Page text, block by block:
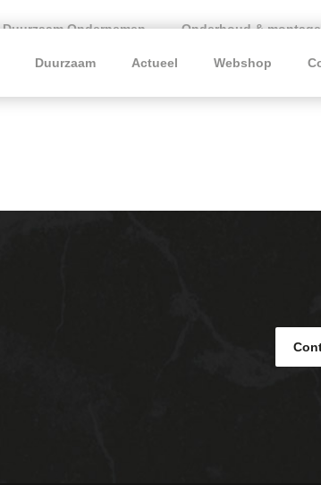
Duurzaam Actueel Webshop
Duurzaam Ondernemen Onderhoud & montage